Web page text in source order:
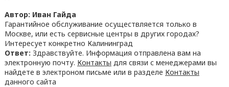
Автор: Иван Гайда
Гарантийное обслуживание осуществляется только в
Москве, или есть сервисные центры в других городах?
Интересует конкретно Калининград
Ответ: Здравствуйте. Информация отправлена вам на
электронную почту. Контакты для связи с менеджерами вы
найдете в электроном письме или в разделе Контакты
данного сайта